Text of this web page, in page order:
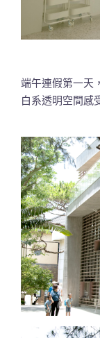
端午連假第一天
白系透明空間感